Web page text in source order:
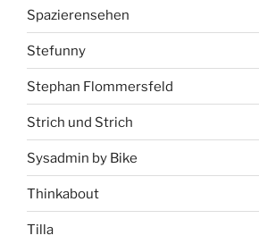
Spazierensehen
Stefunny
Stephan Flommersfeld
Strich und Strich
Sysadmin by Bike
Thinkabout
Tilla